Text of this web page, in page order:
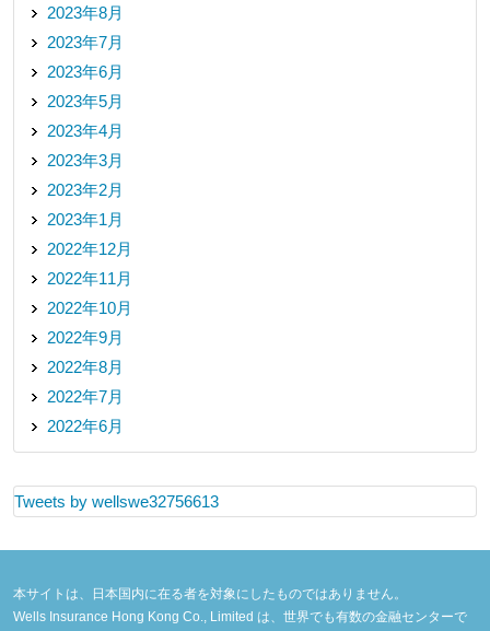
2023年8月
2023年7月
2023年6月
2023年5月
2023年4月
2023年3月
2023年2月
2023年1月
2022年12月
2022年11月
2022年10月
2022年9月
2022年8月
2022年7月
2022年6月
Tweets by wellswe32756613
本サイトは、日本国内に在る者を対象にしたものではありません。
Wells Insurance Hong Kong Co., Limited は、世界でも有数の金融センターで